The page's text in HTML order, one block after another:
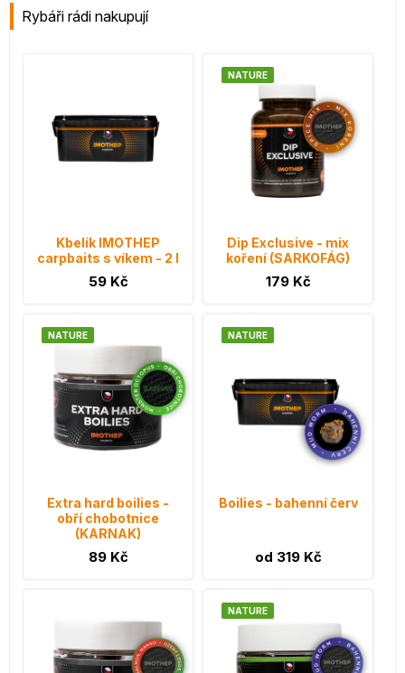
Rybáři rádi nakupují
Kbelík IMOTHEP
carpbaits s víkem - 2 l
59 Kč
NATURE
Dip Exclusive - mix
koření (SARKOFÁG)
179 Kč
NATURE
Extra hard boilies -
obří chobotnice
(KARNAK)
89 Kč
NATURE
Boilies - bahenní červ
od 319 Kč
NATURE